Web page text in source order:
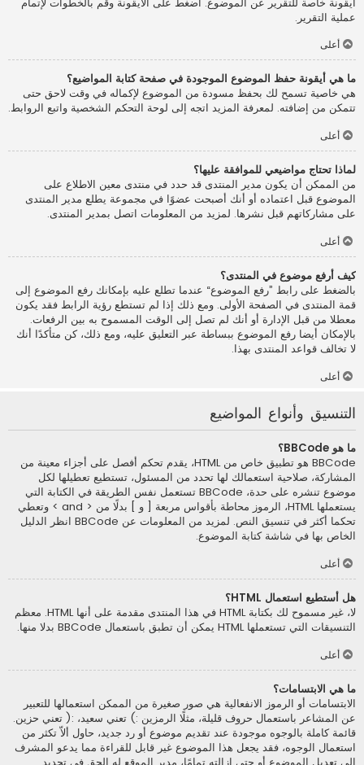
عملية التقرير.
أعلى
ما هي أيقونة حفظ الموضوع الموجودة في صفحة كتابة المواضيع؟
هي خاصية تسمح لك بحفظ مسودة من الموضوع لإكماله في وقت لاحق حتى
تتمكن من إضافته. لمعرفة المزيد اتجه إلى لوحة التحكم الشخصية واتبع الروابط.
أعلى
لماذا تحتاج مواضيعي للموافقة عليها؟
من الممكن أن يكون مدير المنتدى قد حدد في منتدى معين الاطلاع على
الموضوع قبل اعتماده أو أنك أصبحت عضوًا في مجموعة يطلع مدير المنتدى
على مشاركاتهم قبل نشرها. لمزيد من المعلومات اتصل بمدير المنتدى.
أعلى
كيف أرفع موضوع في المنتدى؟
بالضغط على رابط ”رفع الموضوع“ عندما تطلع عليه بإمكانك رفع الموضوع إلى
قمة المنتدى في الصفحة الأولى. ومع ذلك إذا لم تستطع رؤية الرابط فقد يكون
معطلا من قبل الإدارة أو أنك لم تصل إلى الوقت المسموح به بين الرفعات.
بالإمكان أيضا رفع الموضوع ببساطة عبر التعليق عليه، ومع ذلك، كن متأكدًا أنك
لا تخالف قواعد المنتدى بهذا.
أعلى
التنسيق وأنواع المواضيع
ما هو BBCode؟
BBCode هو تطبيق خاص من HTML، يقدم تحكم أفصل على أجزاء معينة من
المشاركة، صلاحية استعمالك لها تحدد من المسئول، تستطيع تعطيلها لكل
موضوع تنشره على حدة، BBCode تستعمل نفس الطريقة في الكتابة التي
يستعملها HTML، الرموز محاطة بأقواس مربعة [ و ] بدلًا من < and > وتعطي
تحكما أكثر في تنسيق النص. لمزيد من المعلومات عن BBCode انظر الدليل
الخاص بها في شاشة كتابة الموضوع.
أعلى
هل أستطيع استعمال HTML؟
لا، غير مسموح لك بكتابة HTML في هذا المنتدى مقدمة على أنها HTML. معظم
التنسيقات التي تستعملها HTML يمكن أن تطبق باستعمال BBCode بدلا منها.
أعلى
ما هي الابتسامات؟
الابتسامات أو الرموز الانفعالية هي صور صغيرة من الممكن استعمالها للتعبير
عن المشاعر باستعمال حروف قليلة، مثلًا الرمزين :) تعني سعيد، :( تعني حزين.
قائمة كاملة بالوجوه موجودة عند تقديم موضوع أو رد جديد، حاول ألاّ تكثر من
استعمال الوجوه، فقد يجعل هذا الموضوع غير قابل للقراءة مما يدعو المشرف